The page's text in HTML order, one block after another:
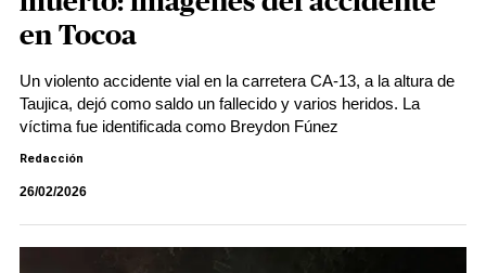
en Tocoa
Un violento accidente vial en la carretera CA-13, a la altura de
Taujica, dejó como saldo un fallecido y varios heridos. La
víctima fue identificada como Breydon Fúnez
Redacción
26/02/2026